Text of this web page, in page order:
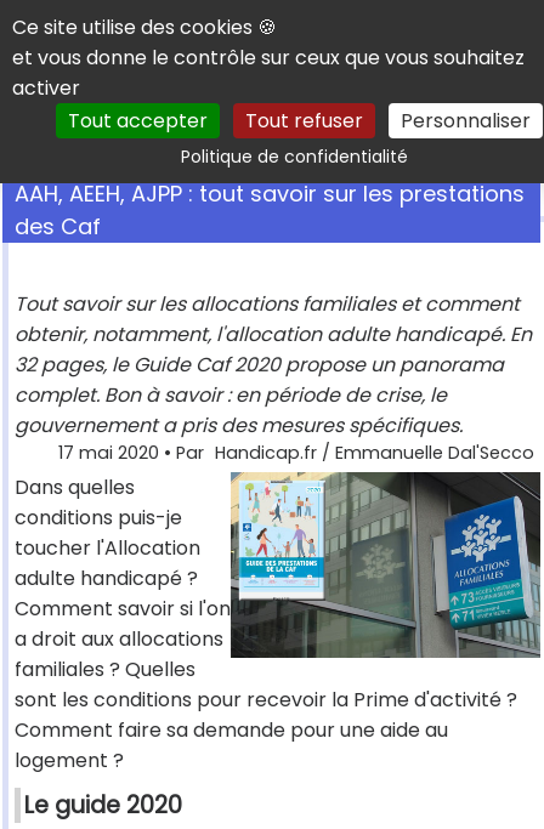
Panneau de gestion des cookies
Ce site utilise des cookies 🍪
et vous donne le contrôle sur ceux que vous souhaitez
activer
Tout accepter
Tout refuser Personnaliser
Politique de confidentialitéRechercher
AAH, AEEH, AJPP : tout savoir sur les prestations
des Caf
Tout savoir sur les allocations familiales et comment
obtenir, notamment, l'allocation adulte handicapé. En
32 pages, le Guide Caf 2020 propose un panorama
complet. Bon à savoir : en période de crise, le
gouvernement a pris des mesures spécifiques.
17 mai 2020 • Par Handicap.fr / Emmanuelle Dal'Secco
Dans quelles
conditions puis-je
toucher l'Allocation
adulte handicapé ?
Comment savoir si l'on
a droit aux allocations
familiales ? Quelles
sont les conditions pour recevoir la Prime d'activité ?
Comment faire sa demande pour une aide au
logement ?
Le guide 2020